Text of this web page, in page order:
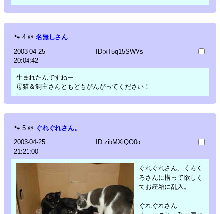
🐾 4 ＠ 名無しさん
2003-04-25
20:04:42
ID:xT5q15SWVs
生まれたんですねー
母猫＆飼主さんともどもがんがってください！
🐾 5 ＠ ぐれぐれさん。
2003-04-25
21:21:00
ID:zibMXiQO0o
ぐれぐれさん、くろく
ろさんに構って欲しく
てお産箱に乱入。
ぐれぐれさん